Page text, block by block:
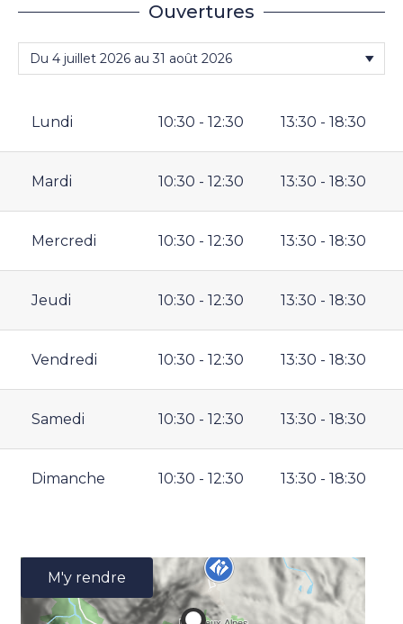
Ouvertures
Lundi 10:30 - 12:30 13:30 - 18:30
Mardi 10:30 - 12:30 13:30 - 18:30
Mercredi 10:30 - 12:30 13:30 - 18:30
Jeudi 10:30 - 12:30 13:30 - 18:30
Vendredi 10:30 - 12:30 13:30 - 18:30
Samedi 10:30 - 12:30 13:30 - 18:30
Dimanche 10:30 - 12:30 13:30 - 18:30
M'y rendre